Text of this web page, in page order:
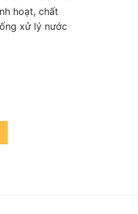
hoạt, chất
xử lý nước